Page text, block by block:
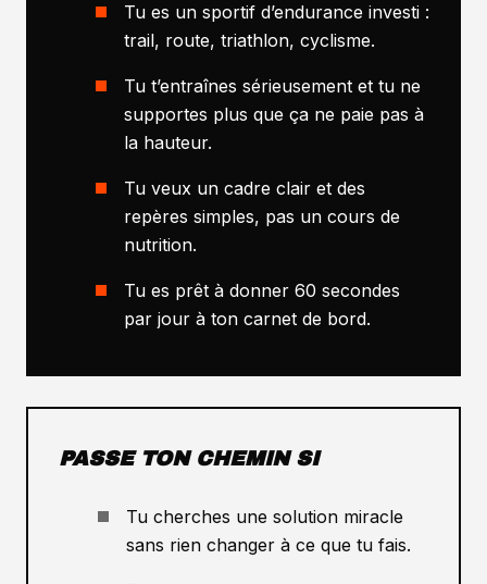
Tu es un sportif d’endurance investi :
trail, route, triathlon, cyclisme.
Tu t’entraînes sérieusement et tu ne
supportes plus que ça ne paie pas à
la hauteur.
Tu veux un cadre clair et des
repères simples, pas un cours de
nutrition.
Tu es prêt à donner 60 secondes
par jour à ton carnet de bord.
PASSE TON CHEMIN SI
Tu cherches une solution miracle
sans rien changer à ce que tu fais.